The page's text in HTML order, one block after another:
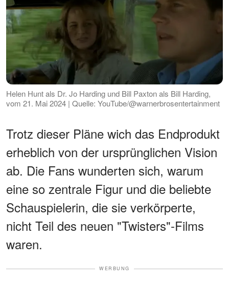
Helen Hunt als Dr. Jo Harding und Bill Paxton als Bill Harding,
vom 21. Mai 2024 | Quelle: YouTube/@warnerbrosentertainment
Trotz dieser Pläne wich das Endprodukt
erheblich von der ursprünglichen Vision
ab. Die Fans wunderten sich, warum
eine so zentrale Figur und die beliebte
Schauspielerin, die sie verkörperte,
nicht Teil des neuen "Twisters"-Films
waren.
WERBUNG